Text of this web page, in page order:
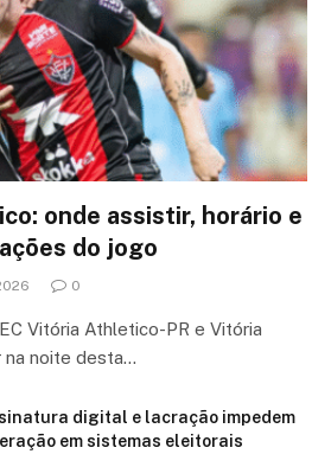
onde assistir, horário e
do jogo
0
Vitória Athletico-PR e Vitória
na noite desta…
digital e lacração impedem
em sistemas eleitorais